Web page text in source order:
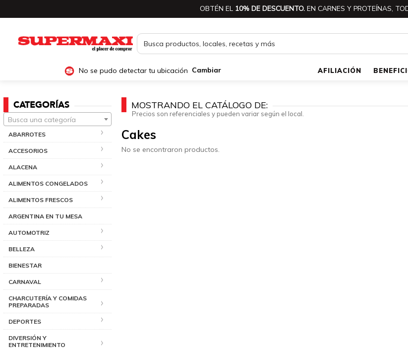
OBTÉN EL 10% DE DESCUENTO. EN CARNES Y PROTEÍNAS,
No se pudo detectar tu ubicación Cambiar AFILIACIÓN
CATEGORÍAS
Busca una categoría
ABARROTES
ACCESORIOS
ALACENA
ALIMENTOS CONGELADOS
ALIMENTOS FRESCOS
ARGENTINA EN TU MESA
AUTOMOTRIZ
BELLEZA
BIENESTAR
CARNAVAL
CHARCUTERÍA Y COMIDAS
PREPARADAS
DEPORTES
DIVERSIÓN Y
ENTRETENIMIENTO
MOSTRANDO EL CATÁLOGO DE:
Precios son referenciales y pueden variar según el local.
Cakes
No se encontraron productos.